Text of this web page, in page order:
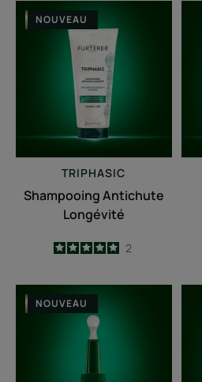
Shampooing
Antichute
Longévité
NOUVEAU
TRIPHASIC
Shampooing Antichute
Longévité
5
/5
2
Triphasic
Progressive
Traitement
Antichute
Longévité
NOUVEAU